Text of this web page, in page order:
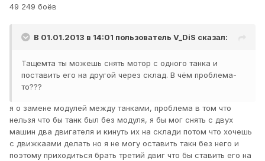
49 249 боёв
В 01.01.2013 в 14:01 пользователь V_DiS сказал:
Тащемта ты можешь снять мотор с одного танка и
поставить его на другой через склад. В чём проблема-
то???
я о замене модулей между танками, проблема в том что
нельзя что бы танк был без модуля, я бы мог снять с двух
машин два двигателя и кинуть их на склади потом что хочешь
с движкаами делать но я не могу оставить такн без него и
поэтому приходиться брать третий двиг что бы ставить его на